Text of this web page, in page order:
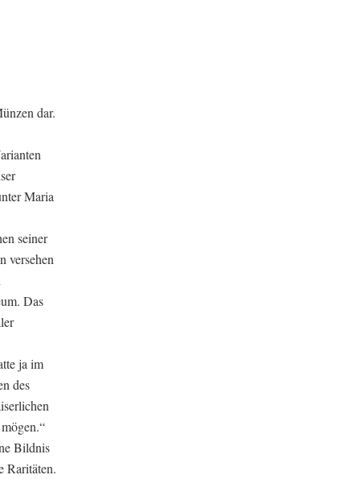
dar.
Maria
seiner
versehen
Das
ja im
des
Bildnis
Raritäten.